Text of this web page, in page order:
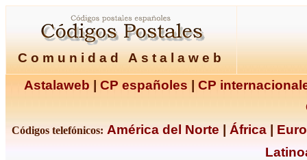
Comunidad Astalaweb
Astalaweb
CP españoles
CP
Códigos telefónicos: América del Norte África